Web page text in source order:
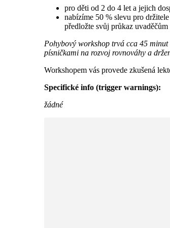
pro děti od 2 do 4 let a jejich
nabízíme 50 % slevu pro
předložte svůj průkaz uvaděčům
Pohybový workshop trvá cca 45
písničkami na rozvoj rovnováhy a
Workshopem vás provede zkušená
Specifické info (trigger warnings):
žádné